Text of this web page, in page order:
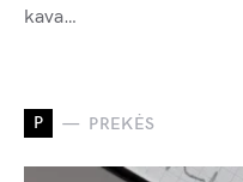
kava…
P PREKĖS